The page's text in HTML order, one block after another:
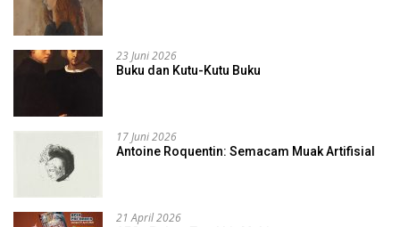
23 Juni 2026
Buku dan Kutu-Kutu Buku
17 Juni 2026
Antoine Roquentin: Semacam Muak Artifisial
21 April 2026